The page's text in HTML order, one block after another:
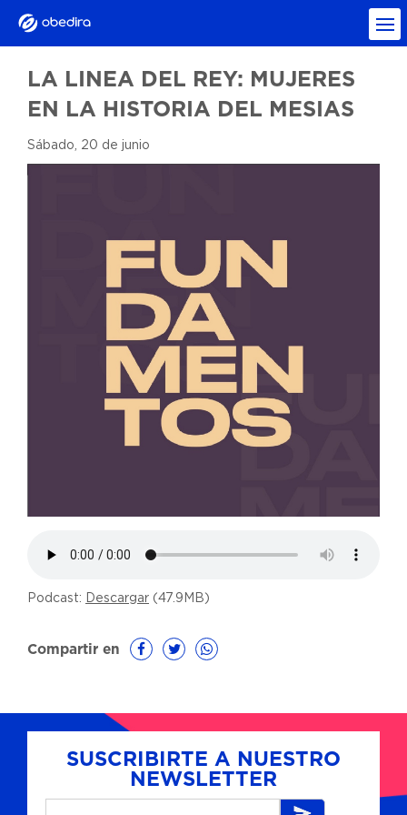
LA LINEA DEL REY: MUJERES
EN LA HISTORIA DEL MESIAS
Sábado, 20 de junio
Podcast: Descargar (47.9MB)
Compartir en
SUSCRIBIRTE A NUESTRO
NEWSLETTER